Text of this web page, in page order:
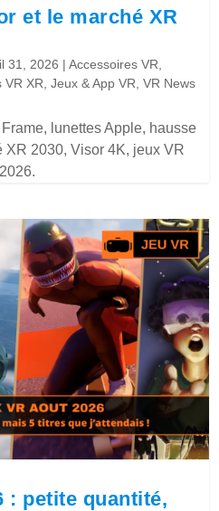
et le marché XR
31, 2026 |Accessoires VR
VR XR ,Jeux & App VR ,VR News
lunettes Apple, hausse
XR 2030, Visor 4K, jeux VR
: petite quantité,